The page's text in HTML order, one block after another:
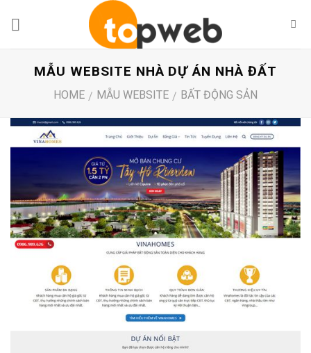
MẪU WEBSITE NHÀ DỰ ÁN NHÀ ĐẤT
HOME / MẪU WEBSITE / BẤT ĐỘNG SẢN